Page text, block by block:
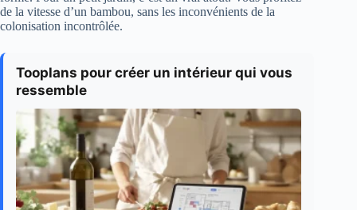
de la vitesse d’un bambou, sans les inconvénients de la
colonisation incontrôlée.
Tooplans pour créer un intérieur qui vous
ressemble